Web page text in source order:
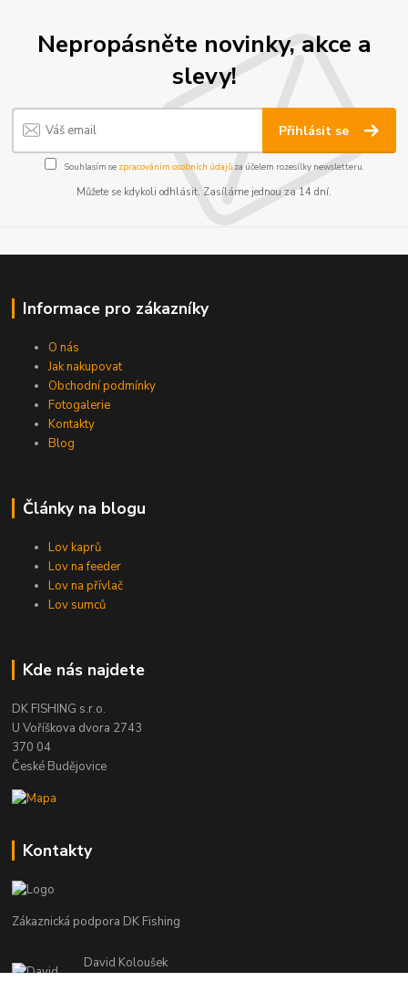
Nepropásněte novinky, akce a
slevy!
Přihlásit se
Souhlasím se zpracováním osobních údajůza účelem rozesílky newsletteru.
Můžete se kdykoli odhlásit. Zasíláme jednou za 14 dní.
Informace pro zákazníky
O nás
Jak nakupovat
Obchodní podmínky
Fotogalerie
Kontakty
Blog
Články na blogu
Lov kaprů
Lov na feeder
Lov na přívlač
Lov sumců
Kde nás najdete
DK FISHING s.r.o.
U Voříškova dvora 2743
370 04
České Budějovice
Kontakty
Zákaznická podpora DK Fishing
David Koloušek